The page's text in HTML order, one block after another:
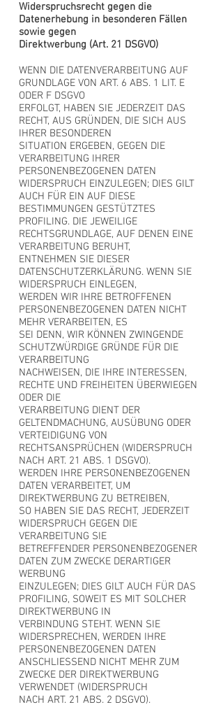
Widerspruchsrecht gegen die
Datenerhebung in besonderen Fällen
sowie gegen
Direktwerbung (Art. 21 DSGVO)
WENN DIE DATENVERARBEITUNG AUF
GRUNDLAGE VON ART. 6 ABS. 1 LIT. E
ODER F DSGVO
ERFOLGT, HABEN SIE JEDERZEIT DAS
RECHT, AUS GRÜNDEN, DIE SICH AUS
IHRER BESONDEREN
SITUATION ERGEBEN, GEGEN DIE
VERARBEITUNG IHRER
PERSONENBEZOGENEN DATEN
WIDERSPRUCH EINZULEGEN; DIES GILT
AUCH FÜR EIN AUF DIESE
BESTIMMUNGEN GESTÜTZTES
PROFILING. DIE JEWEILIGE
RECHTSGRUNDLAGE, AUF DENEN EINE
VERARBEITUNG BERUHT,
ENTNEHMEN SIE DIESER
DATENSCHUTZERKLÄRUNG. WENN SIE
WIDERSPRUCH EINLEGEN,
WERDEN WIR IHRE BETROFFENEN
PERSONENBEZOGENEN DATEN NICHT
MEHR VERARBEITEN, ES
SEI DENN, WIR KÖNNEN ZWINGENDE
SCHUTZWÜRDIGE GRÜNDE FÜR DIE
VERARBEITUNG
NACHWEISEN, DIE IHRE INTERESSEN,
RECHTE UND FREIHEITEN ÜBERWIEGEN
ODER DIE
VERARBEITUNG DIENT DER
GELTENDMACHUNG, AUSÜBUNG ODER
VERTEIDIGUNG VON
RECHTSANSPRÜCHEN (WIDERSPRUCH
NACH ART. 21 ABS. 1 DSGVO).
WERDEN IHRE PERSONENBEZOGENEN
DATEN VERARBEITET, UM
DIREKTWERBUNG ZU BETREIBEN,
SO HABEN SIE DAS RECHT, JEDERZEIT
WIDERSPRUCH GEGEN DIE
VERARBEITUNG SIE
BETREFFENDER PERSONENBEZOGENER
DATEN ZUM ZWECKE DERARTIGER
WERBUNG
EINZULEGEN; DIES GILT AUCH FÜR DAS
PROFILING, SOWEIT ES MIT SOLCHER
DIREKTWERBUNG IN
VERBINDUNG STEHT. WENN SIE
WIDERSPRECHEN, WERDEN IHRE
PERSONENBEZOGENEN DATEN
ANSCHLIESSEND NICHT MEHR ZUM
ZWECKE DER DIREKTWERBUNG
VERWENDET (WIDERSPRUCH
NACH ART. 21 ABS. 2 DSGVO).